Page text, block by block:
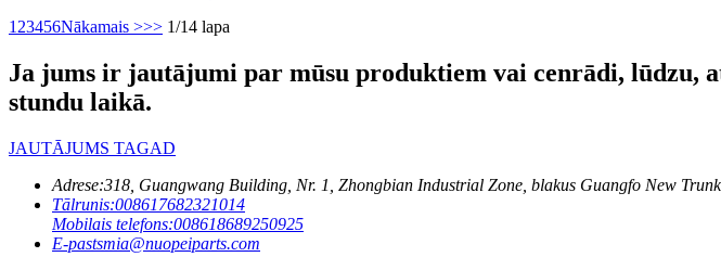
1 23456Nākamais >>> 1/14 lapa
Ja jums ir jautājumi par mūsu produktiem vai cenrādi, lūdzu,
stundu laikā.
JAUTĀJUMS TAGAD
Adrese:318, Guangwang Building, Nr. 1, Zhongbian Industrial Zone, blakus Guangfo New
Tālrunis:008617682321014
Mobilais telefons:008618689250925
E-pastsmia@nuopeiparts.com